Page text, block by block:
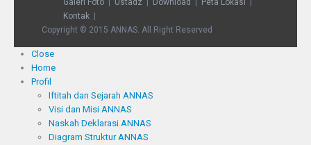
Galeri Foto
Ustadz Download
Peta Lokasi
Kontak
Copyright © 2015 ANNAS. All Right Reserved
Close
Home
Profil
Iftitah dan Sejarah ANNAS
Visi dan Misi ANNAS
Naskah Deklarasi ANNAS
Diagram Struktur ANNAS